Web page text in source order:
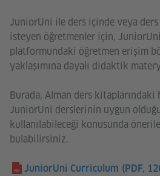
JuniorUni ile ders içinde veya ders
isteyen öğretmenler için,
platformundaki öğretmen erişim
yaklaşımına dayalı didaktik
Burada, Alman ders kitaplarındaki
JuniorUni derslerinin uygun
kullanılabileceği konusunda
bulabilirsiniz.
JuniorUni Curriculum (PDF,